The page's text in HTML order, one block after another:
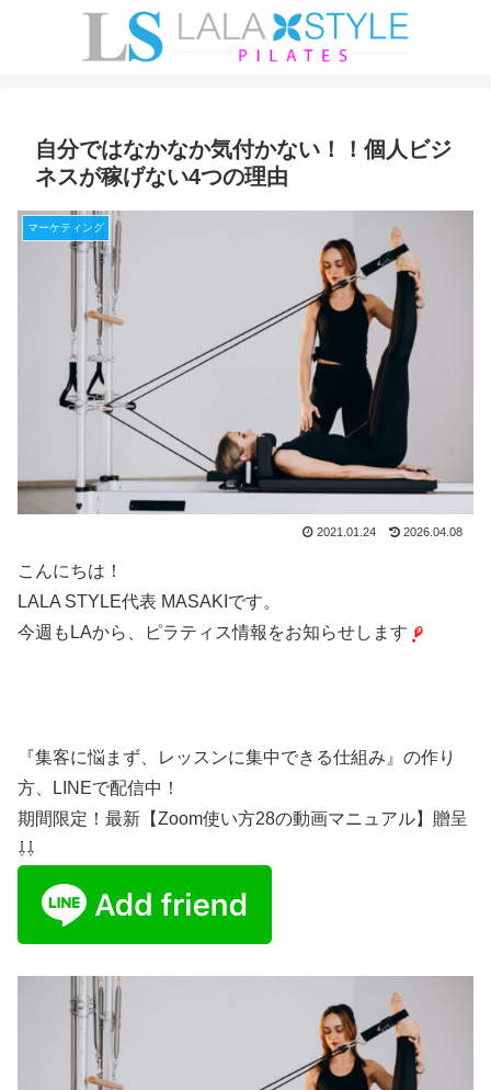
自分ではなかなか気付かない！！個人ビジ
ネスが稼げない4つの理由
マーケティング
2021.01.24 2026.04.08
こんにちは！
LALA STYLE代表 MASAKIです。
今週もLAから、ピラティス情報をお知らせします
『集客に悩まず、レッスンに集中できる仕組み』の作り
方、LINEで配信中！
期間限定！最新【Zoom使い方28の動画マニュアル】贈呈
⇩⇩